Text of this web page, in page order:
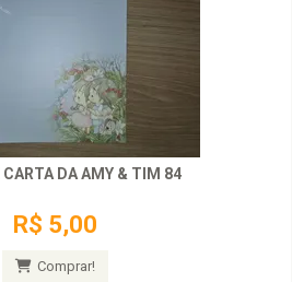
CARTA DA AMY & TIM 84
R$ 5,00
Comprar!